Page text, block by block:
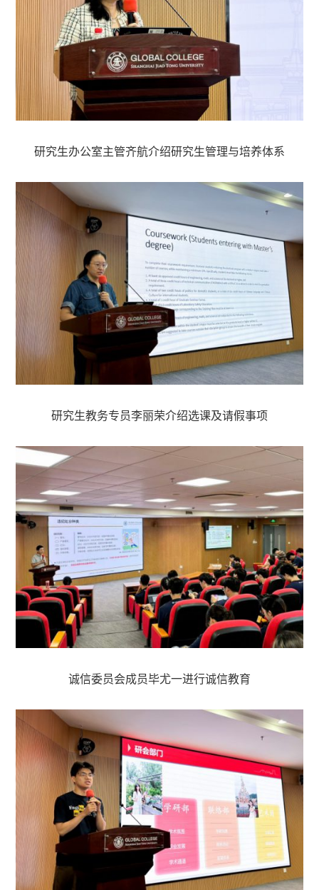
研究生办公室主管齐航介绍研究生管理与培养体系
研究生教务专员李丽荣介绍选课及请假事项
诚信委员会成员毕尤一进行诚信教育